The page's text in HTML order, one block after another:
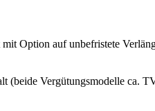
Option auf unbefristete
(beide Vergütungsmodelle ca.